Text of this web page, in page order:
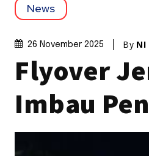
News
26 November 2025 By NI
Flyover
Imbau